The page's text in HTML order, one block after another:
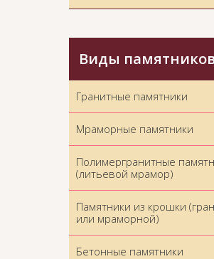
Виды
Гранитные памятники
Мраморные памятники
Полимергранитные
(литьевой мрамор)
Памятники из крошки
или мраморной)
Бетонные памятники